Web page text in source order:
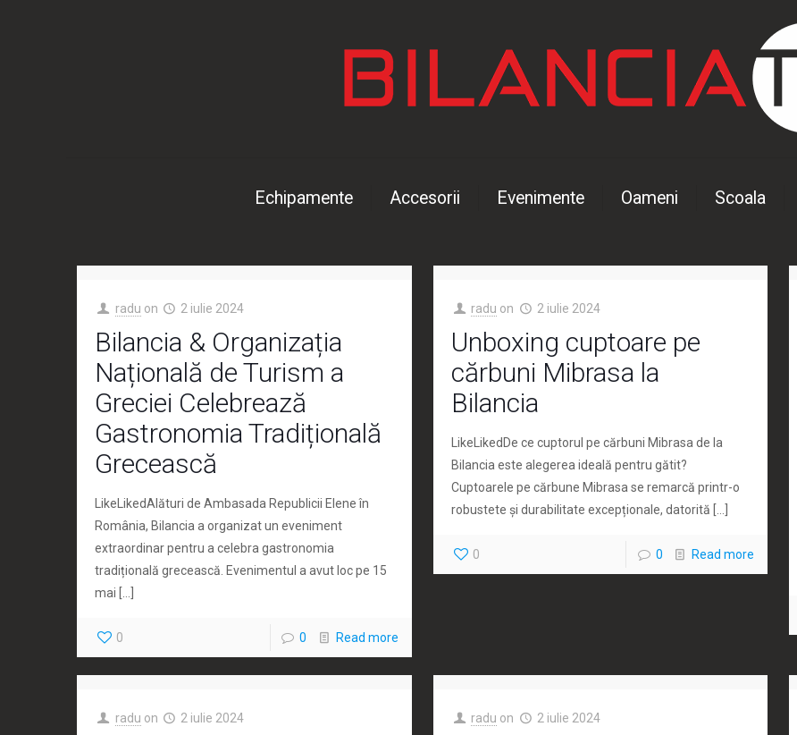
Echipamente Accesorii Evenimente Oameni Scoala
radu on 2 iulie 2024
Bilancia & Organizația
Națională de Turism a
Greciei Celebrează
Gastronomia Tradițională
Grecească
LikeLikedAlături de Ambasada Republicii Elene în
România, Bilancia a organizat un eveniment
extraordinar pentru a celebra gastronomia
tradițională grecească. Evenimentul a avut loc pe 15
mai
0 0 Read more
radu on 2 iulie 2024
Unboxing cuptoare pe
cărbuni Mibrasa la
Bilancia
LikeLikedDe ce cuptorul pe cărbuni Mibrasa de la
Bilancia este alegerea ideală pentru gătit?
Cuptoarele pe cărbune Mibrasa se remarcă printr-o
robustete și durabilitate excepționale, datorită
0 0 Read more
radu on 2 iulie 2024 radu on 2 iulie 2024